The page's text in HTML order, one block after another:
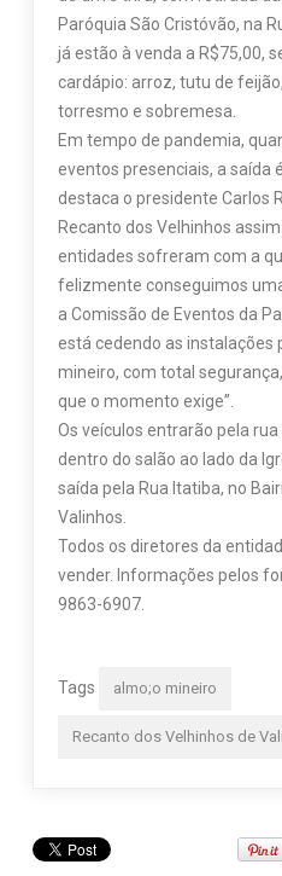
Paróquia São Cristóvão, na
já estão à venda a R$75,00,
cardápio: arroz, tutu de
torresmo e sobremesa.
Em tempo de pandemia,
eventos presenciais, a saída
destaca o presidente Carlos
Recanto dos Velhinhos
entidades sofreram com a
felizmente conseguimos
a Comissão de Eventos da
está cedendo as instalações
mineiro, com total
que o momento exige”.
Os veículos entrarão pela
dentro do salão ao lado da
saída pela Rua Itatiba, no
Valinhos.
Todos os diretores da
vender. Informações pelos
9863-6907.
Tags almo;o mineiro
Recanto dos Velhinhos de